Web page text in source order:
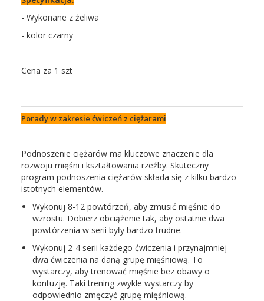
- Wykonane z żeliwa
- kolor czarny
Cena za 1 szt
Porady w zakresie ćwiczeń z ciężarami
Podnoszenie ciężarów ma kluczowe znaczenie dla
rozwoju mięśni i kształtowania rzeźby. Skuteczny
program podnoszenia ciężarów składa się z kilku bardzo
istotnych elementów.
Wykonuj 8-12 powtórzeń, aby zmusić mięśnie do
wzrostu. Dobierz obciążenie tak, aby ostatnie dwa
powtórzenia w serii były bardzo trudne.
Wykonuj 2-4 serii każdego ćwiczenia i przynajmniej
dwa ćwiczenia na daną grupę mięśniową. To
wystarczy, aby trenować mięśnie bez obawy o
kontuzję. Taki trening zwykle wystarczy by
odpowiednio zmęczyć grupę mięśniową.